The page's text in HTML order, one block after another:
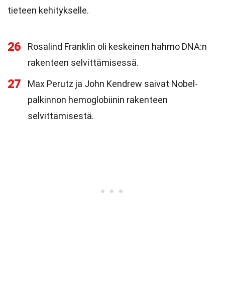
tieteen kehitykselle.
26
Rosalind Franklin oli keskeinen hahmo DNA:n
rakenteen selvittämisessä.
27
Max Perutz ja John Kendrew saivat Nobel-
palkinnon hemoglobiinin rakenteen
selvittämisestä.